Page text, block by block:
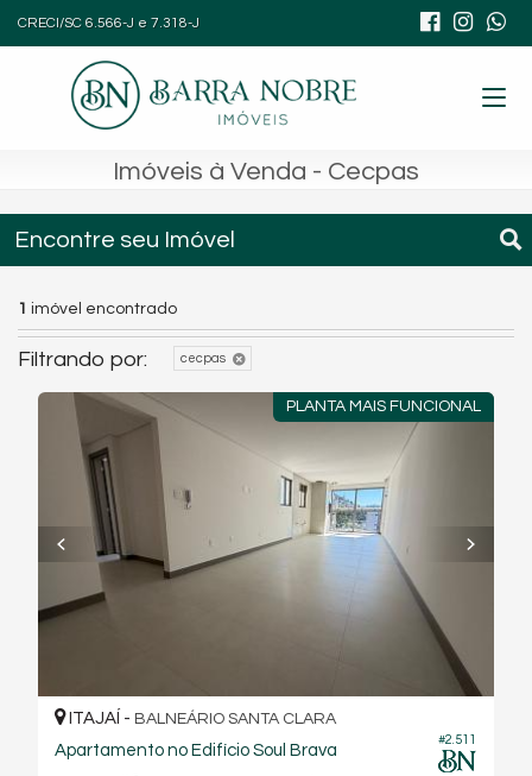
CRECI/SC 6.566-J e 7.318-J
Imóveis à Venda - Cecpas
Encontre seu Imóvel
1 imóvel encontrado
Filtrando por: cecpas
PLANTA MAIS FUNCIONAL
#2.511
ITAJAÍ - BALNEÁRIO SANTA CLARA
Apartamento no Edifício Soul Brava